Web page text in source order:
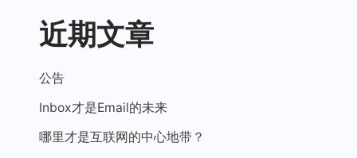
近期文章
公告
Inbox才是Email的未来
哪里才是互联网的中心地带？